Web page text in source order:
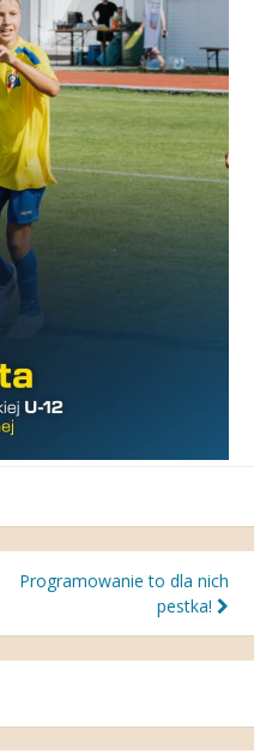
Programowanie to dla nich
pestka!